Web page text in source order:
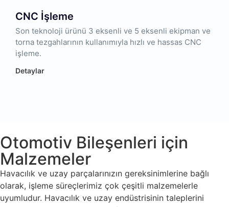
CNC İşleme
Son teknoloji ürünü 3 eksenli ve 5 eksenli ekipman ve
torna tezgahlarının kullanımıyla hızlı ve hassas CNC
işleme.
Detaylar
Otomotiv Bileşenleri için
Malzemeler
Havacılık ve uzay parçalarınızın gereksinimlerine bağlı
olarak, işleme süreçlerimiz çok çeşitli malzemelerle
uyumludur. Havacılık ve uzay endüstrisinin taleplerini